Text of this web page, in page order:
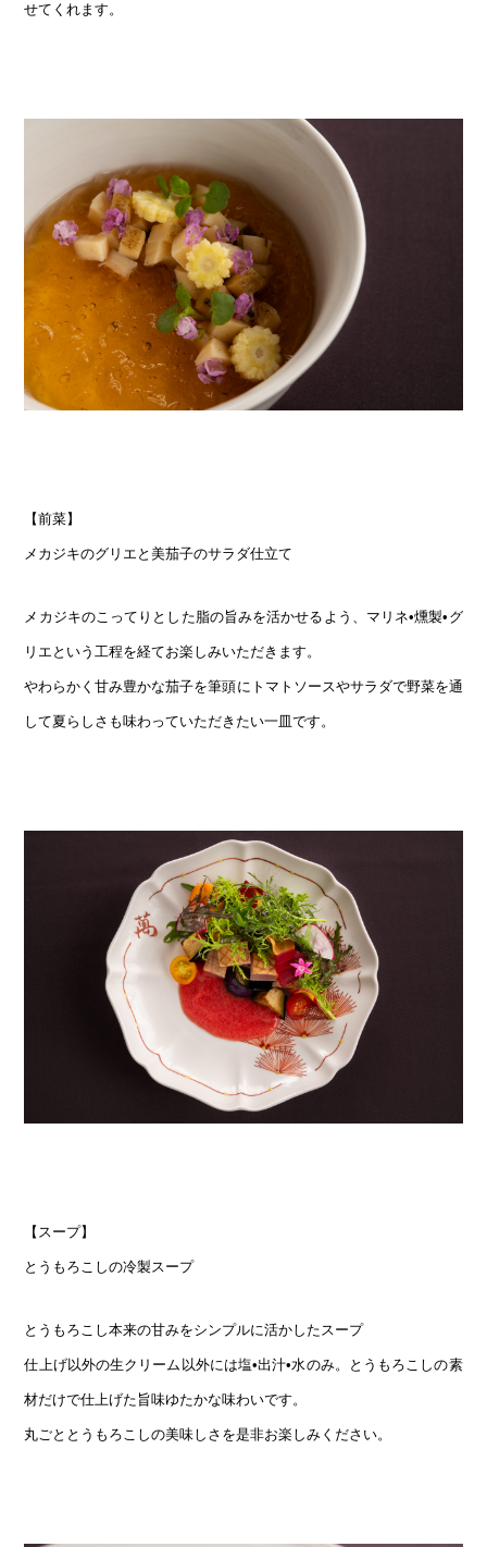
せてくれます。
【前菜】
メカジキのグリエと美茄子のサラダ仕立て
メカジキのこってりとした脂の旨みを活かせるよう、マリネ•燻製•グ
リエという工程を経てお楽しみいただきます。
やわらかく甘み豊かな茄子を筆頭にトマトソースやサラダで野菜を通
して夏らしさも味わっていただきたい一皿です。
【スープ】
とうもろこしの冷製スープ
とうもろこし本来の甘みをシンプルに活かしたスープ
仕上げ以外の生クリーム以外には塩•出汁•水のみ。とうもろこしの素
材だけで仕上げた旨味ゆたかな味わいです。
丸ごととうもろこしの美味しさを是非お楽しみください。